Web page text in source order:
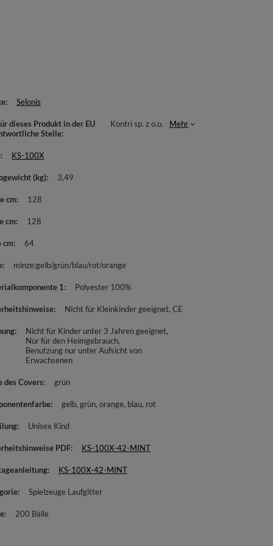
Selonis
dieses Produkt in der EU
Stelle
Kontri sp. z o.o. Mehr
KS-100X
(kg) 3,49
cm 128
cm 128
cm 64
minze:gelb/grün/blau/rot/orange
1 Polyester 100%
Nicht für Kleinkinder geeignet CE
Nicht für Kinder unter 3 Jahren geeignet
Nur für den Heimgebrauch
Benutzung nur unter Aufsicht von
Erwachsenen
des Covers grün
gelb grün orange blau rot
Unisex Kind
PDF KS-100X-42-MINT
KS-100X-42-MINT
Spielzeuge Laufgitter
200 Bälle